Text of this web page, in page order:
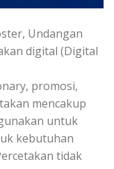
Undangan
digital (Digital
promosi,
mencakup
untuk
kebutuhan
tidak